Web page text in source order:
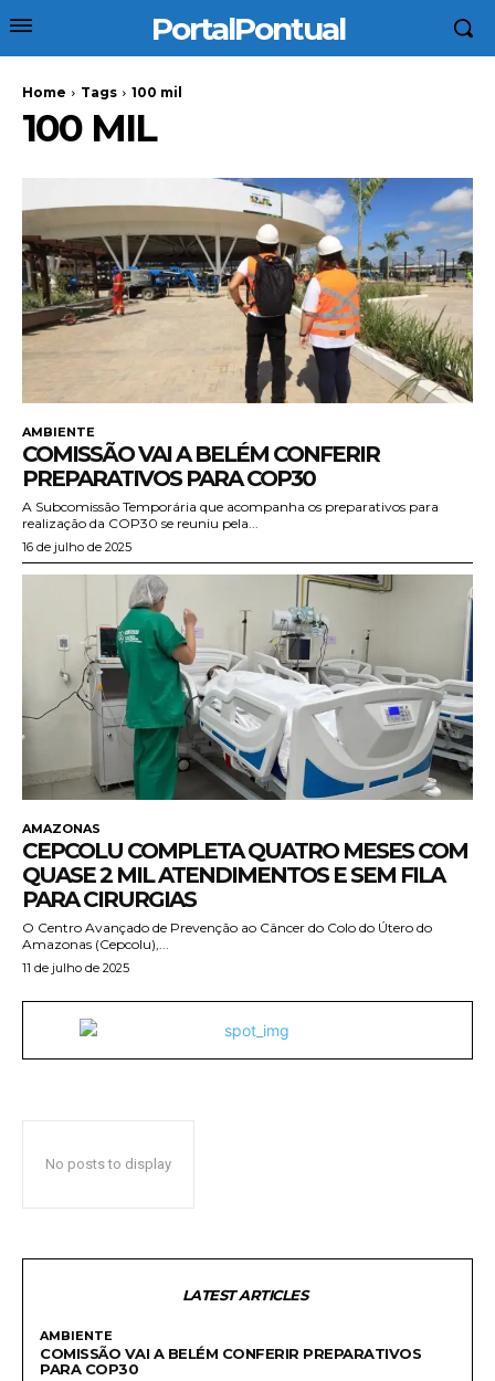
PortalPontual
Home Tags 100 mil
100 MIL
AMBIENTE
COMISSÃO VAI A BELÉM CONFERIR
PREPARATIVOS PARA COP30
A Subcomissão Temporária que acompanha os preparativos para
realização da COP30 se reuniu pela...
16 de julho de 2025
AMAZONAS
CEPCOLU COMPLETA QUATRO MESES COM
QUASE 2 MIL ATENDIMENTOS E SEM FILA
PARA CIRURGIAS
O Centro Avançado de Prevenção ao Câncer do Colo do Útero do
Amazonas (Cepcolu),...
11 de julho de 2025
No posts to display
LATEST ARTICLES
AMBIENTE
COMISSÃO VAI A BELÉM CONFERIR PREPARATIVOS
PARA COP30